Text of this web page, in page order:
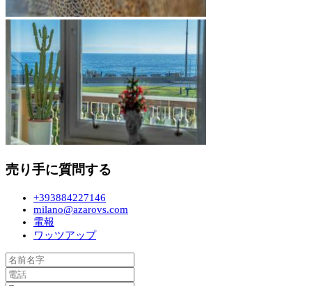
売り手に質問する
+393884227146
milano@azarovs.com
電報
ワッツアップ